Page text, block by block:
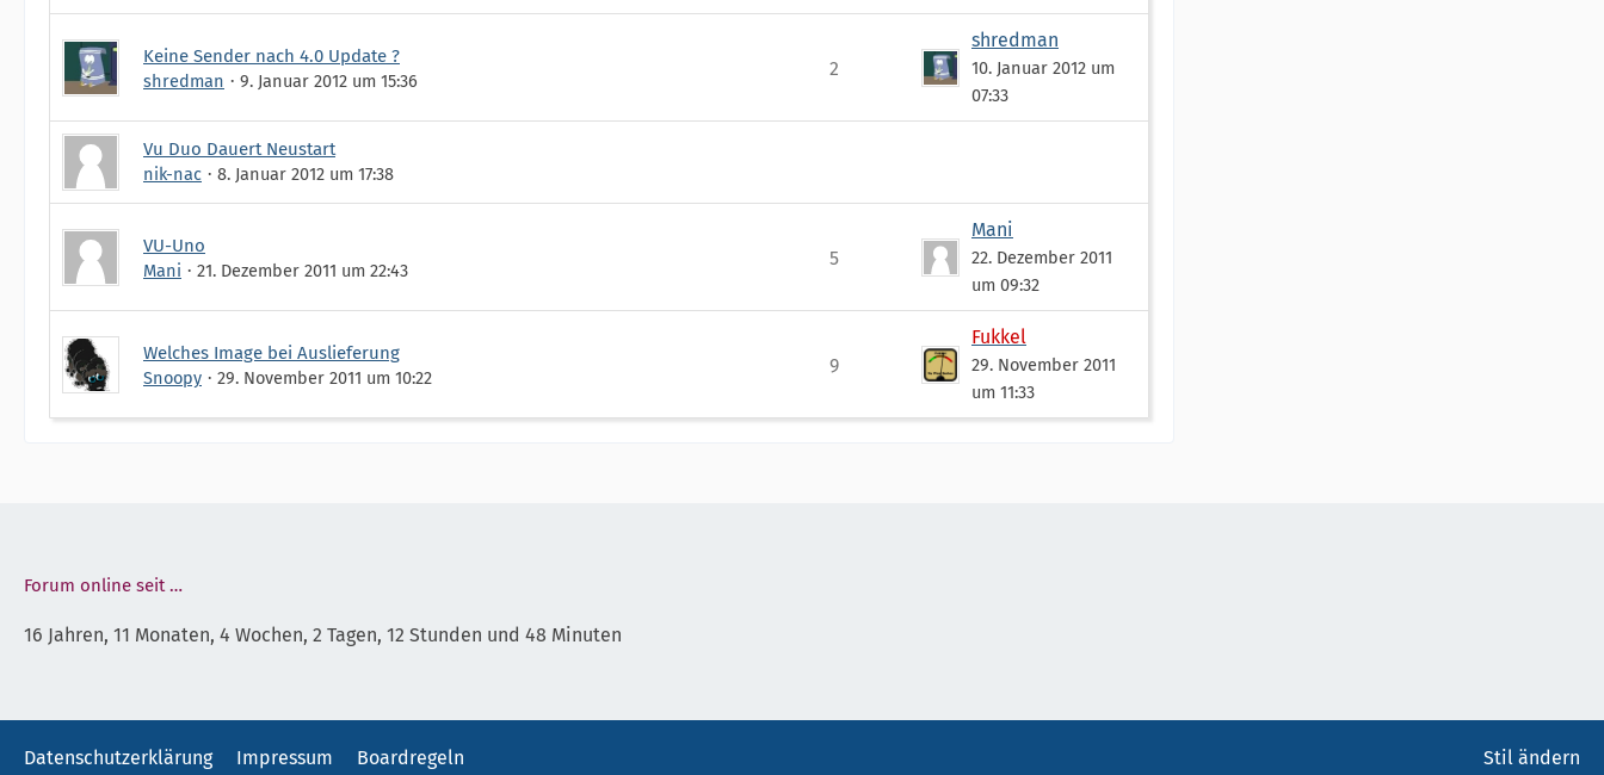
Keine Sender nach 4.0 Update ?
shredman
9. Januar 2012 um 15:36
2
shredman
10. Januar 2012 um
07:33
Vu Duo Dauert Neustart
nik-nac
8. Januar 2012 um 17:38
VU-Uno
Mani
21. Dezember 2011 um 22:43
5
Mani
22. Dezember 2011
um 09:32
Welches Image bei Auslieferung
Snoopy
29. November 2011 um 10:22
9
Fukkel
29. November 2011
um 11:33
Forum online seit …
16 Jahren, 11 Monaten, 4 Wochen, 2 Tagen, 12 Stunden und 48 Minuten
Stil ändern
Datenschutzerklärung Impressum Boardregeln